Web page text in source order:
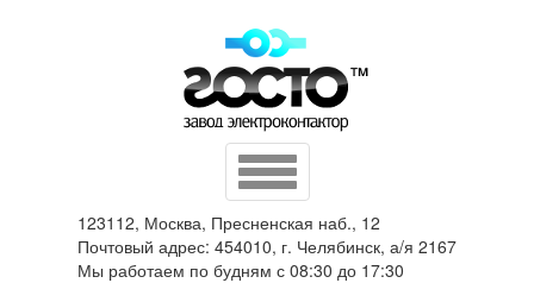
Toggle
navigation
123112, Москва, Пресненская наб., 12
Почтовый адрес: 454010, г. Челябинск, а/я 2167
Мы работаем по будням с 08:30 до 17:30